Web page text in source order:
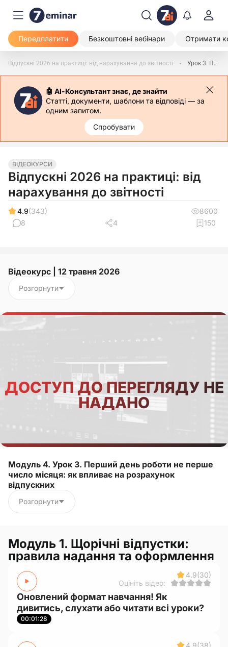
Передплатити Безкоштовні вебінари Отримати
Відпускні 2026 на практиці: від нарахування до звітності Урок 3. Перший день роботи не перше число місяця: як впливає на розрахунок відпускних
🤖 АІ-Консультант знає, де знайти
Статті, документи, шаблони та відповіді — за
одним запитом.
Спробувати
ВІДЕОКУРСИ
Відпускні 2026 на практиці: від
нарахування до звітності
4.9(343)
8600
8
4 150
Відеокурс | 12 травня 2026
Розгорнути
ДОСТУП ДО ПЕРЕГЛЯДУ НЕ
НАДАНО
Модуль 4. Урок 3. Перший день роботи не перше
число місяця: як впливає на розрахунок
відпускних
Розгорнути
Модуль 1. Щорічні відпустки:
правила надання та оформлення
4.9(30)
Оцініть відео:
Оновлений формат навчання! Як
дивитись, слухати або читати всі уроки?
00:01:28
4.9(38)